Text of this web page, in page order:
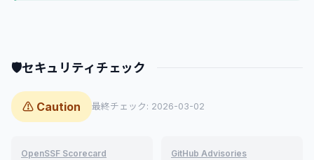
🛡セキュリティチェック
⚠ Caution 最終チェック: 2026-03-02
OpenSSF Scorecard GitHub Advisories